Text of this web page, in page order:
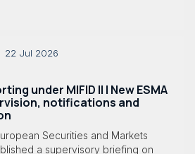
22 Jul 2026
under MIFID II | New ESMA
notifications and
Securities and Markets
a supervisory briefing on